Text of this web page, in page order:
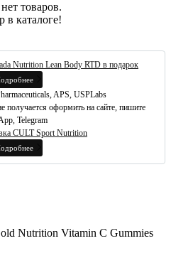
товаров.
в каталоге!
Nutrition Lean Body RTD в подарок
APS, USPLabs
получается оформить на сайте, пишите
Telegram
CULT Sport Nutrition
Nutrition Vitamin C Gummies